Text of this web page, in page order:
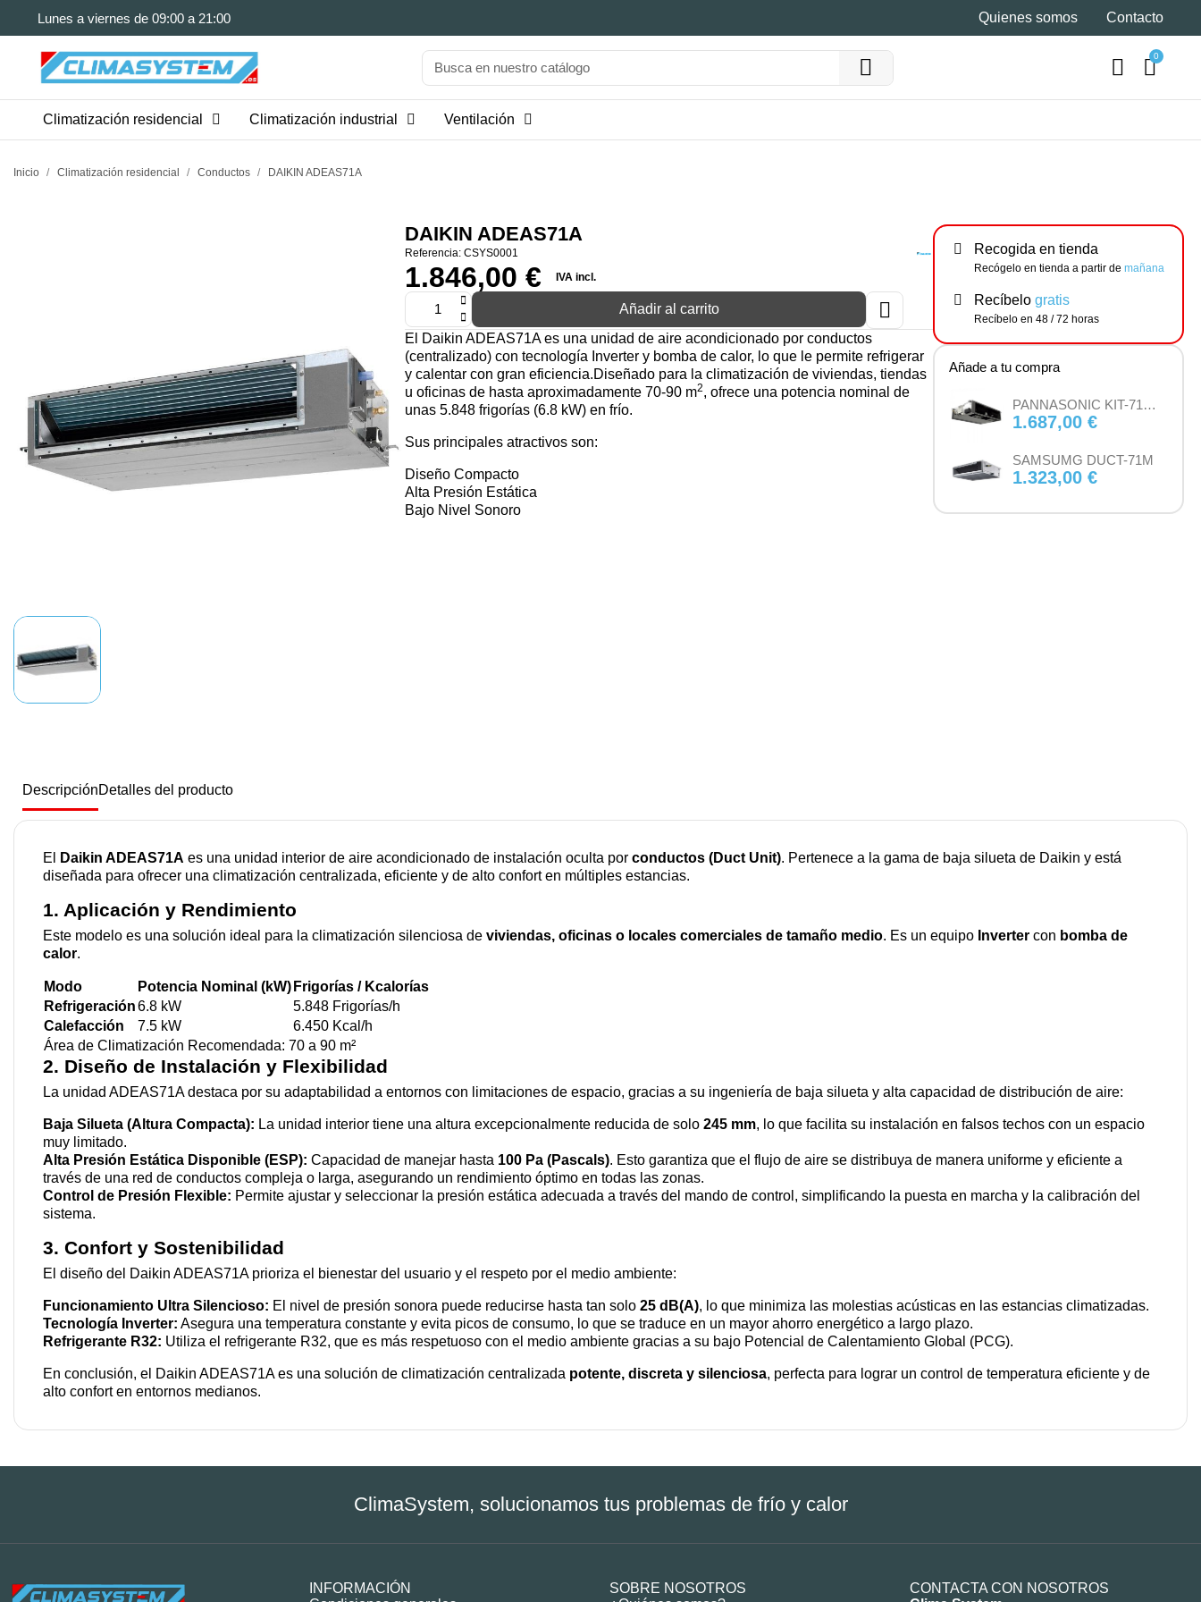
Lunes a viernes de 09:00 a 21:00 Quienes somos Contacto
Climatización residencial Climatización industrial Ventilación
Inicio Climatización residencial Conductos DAIKIN ADEAS71A
DAIKIN ADEAS71A
Referencia CSYS0001
1.846,00 € IVA incl.
Añadir al carrito
El Daikin ADEAS71A es una unidad de aire acondicionado por conductos
(centralizado) con tecnología Inverter y bomba de calor, lo que le permite refrigerar
y calentar con gran eficiencia.Diseñado para la climatización de viviendas, tiendas
u oficinas de hasta aproximadamente 70-90 m2, ofrece una potencia nominal de
unas 5.848 frigorías (6.8 kW) en frío.
Sus principales atractivos son:
Diseño Compacto
Alta Presión Estática
Bajo Nivel Sonoro
Recogida en tienda
Recógelo en tienda a partir demañana
Recíbelogratis
Recíbelo en 48 / 72 horas
Añade a tu compra
PANNASONIC KIT-71PF3Z5-6
1.687,00 €
SAMSUMG DUCT-71M
1.323,00 €
DescripciónDetalles del producto
El Daikin ADEAS71A es una unidad interior de aire acondicionado de instalación oculta por conductos (Duct Unit). Pertenece a la gama de baja silueta de Daikin y está
diseñada para ofrecer una climatización centralizada, eficiente y de alto confort en múltiples estancias.
1. Aplicación y Rendimiento
Este modelo es una solución ideal para la climatización silenciosa de viviendas, oficinas o locales comerciales de tamaño medio. Es un equipo Inverter con bomba de
calor.
Modo Potencia Nominal (kW) Frigorías / Kcalorías
Refrigeración6.8 kW
5.848 Frigorías/h
Calefacción
7.5 kW
6.450 Kcal/h
Área de Climatización Recomendada: 70 a 90 m²
2. Diseño de Instalación y Flexibilidad
La unidad ADEAS71A destaca por su adaptabilidad a entornos con limitaciones de espacio, gracias a su ingeniería de baja silueta y alta capacidad de distribución de aire:
Baja Silueta (Altura Compacta): La unidad interior tiene una altura excepcionalmente reducida de solo 245 mm, lo que facilita su instalación en falsos techos con un espacio
muy limitado.
Alta Presión Estática Disponible (ESP): Capacidad de manejar hasta 100 Pa (Pascals). Esto garantiza que el flujo de aire se distribuya de manera uniforme y eficiente a
través de una red de conductos compleja o larga, asegurando un rendimiento óptimo en todas las zonas.
Control de Presión Flexible: Permite ajustar y seleccionar la presión estática adecuada a través del mando de control, simplificando la puesta en marcha y la calibración del
sistema.
3. Confort y Sostenibilidad
El diseño del Daikin ADEAS71A prioriza el bienestar del usuario y el respeto por el medio ambiente:
Funcionamiento Ultra Silencioso: El nivel de presión sonora puede reducirse hasta tan solo 25 dB(A), lo que minimiza las molestias acústicas en las estancias climatizadas.
Tecnología Inverter: Asegura una temperatura constante y evita picos de consumo, lo que se traduce en un mayor ahorro energético a largo plazo.
Refrigerante R32: Utiliza el refrigerante R32, que es más respetuoso con el medio ambiente gracias a su bajo Potencial de Calentamiento Global (PCG).
En conclusión, el Daikin ADEAS71A es una solución de climatización centralizada potente, discreta y silenciosa, perfecta para lograr un control de temperatura eficiente y de
alto confort en entornos medianos.
ClimaSystem, solucionamos tus problemas de frío y calor
INFORMACIÓN
SOBRE NOSOTROS
CONTACTA CON NOSOTROS